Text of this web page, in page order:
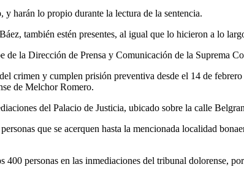
y harán lo propio durante la lectura de la sentencia.
también estén presentes, al igual que lo hicieron a lo
de la Dirección de Prensa y Comunicación de la Suprema
crimen y cumplen prisión preventiva desde el 14 de
de Melchor Romero.
del Palacio de Justicia, ubicado sobre la calle
que se acerquen hasta la mencionada localidad
400 personas en las inmediaciones del tribunal dolorense,